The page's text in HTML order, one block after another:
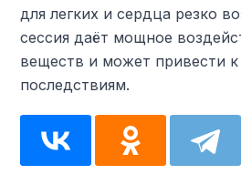
для легких и сердца резко
сессия даёт мощное
веществ и может привести
последствиям.